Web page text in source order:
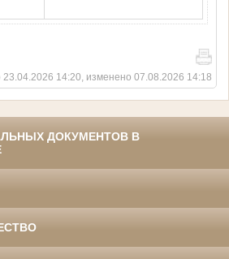
23.04.2026 14:20, изменено 07.08.2026 14:18
ДОКУМЕНТОВ В